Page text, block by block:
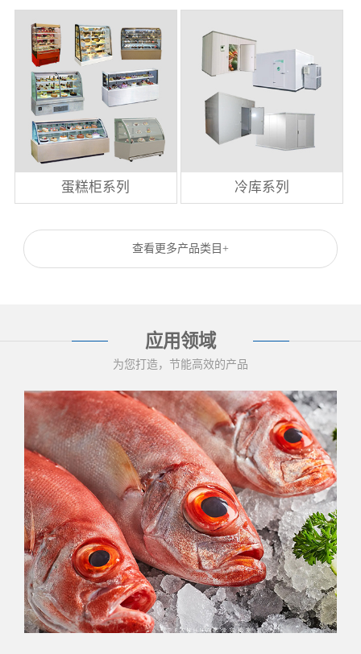
蛋糕柜系列 冷库系列
查看更多产品类目+
应用领域
为您打造，节能高效的产品